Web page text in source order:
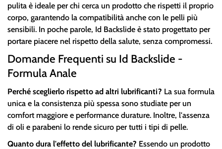
pulita è ideale per chi cerca un prodotto che rispetti il proprio
corpo, garantendo la compatibilità anche con le pelli più
sensibili. In poche parole, Id Backslide è stato progettato per
portare piacere nel rispetto della salute, senza compromessi.
Domande Frequenti su Id Backslide -
Formula Anale
Perché sceglierlo rispetto ad altri lubrificanti? La sua formula
unica e la consistenza più spessa sono studiate per un
comfort maggiore e performance durature. Inoltre, l'assenza
di oli e parabeni lo rende sicuro per tutti i tipi di pelle.
Quanto dura l'effetto del lubrificante? Essendo un prodotto